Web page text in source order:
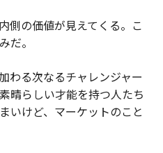
側の価値が見えてくる。こ
だ。
わる次なるチャレンジャー
晴らしい才能を持つ人たち
いけど、マーケットのこと